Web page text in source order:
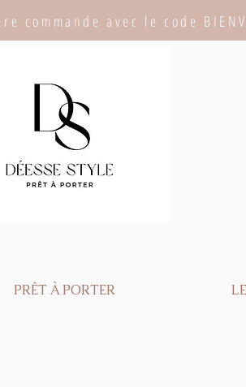
commande avec le code
PRÊT À PORTER